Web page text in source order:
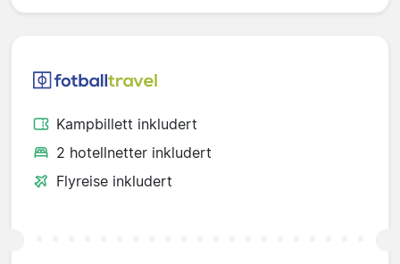
Kampbillett inkludert
2 hotellnetter inkludert
Flyreise inkludert